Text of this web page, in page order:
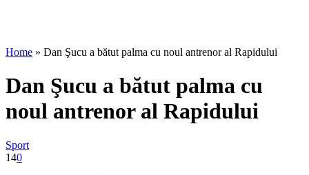
Home » Dan Şucu a bătut palma cu noul antrenor al Rapidului
Dan Şucu a bătut palma cu
noul antrenor al Rapidului
Sport
140